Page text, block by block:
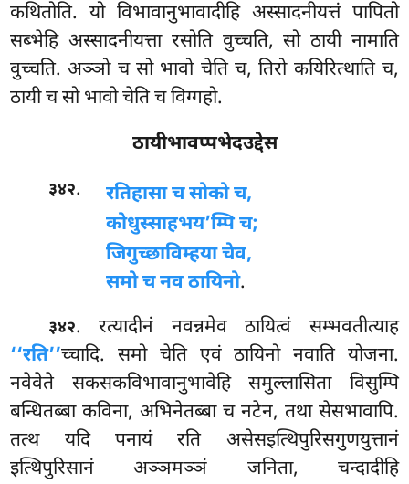
कथितोति. यो विभावानुभावादीहि अस्सादनीयत्तं पापितो
सब्भेहि अस्सादनीयत्ता रसोति वुच्चति, सो ठायी नामाति
वुच्चति. अञ्ञो च सो भावो चेति च, तिरो कयिरित्थाति च,
ठायी च सो भावो चेति च विग्गहो.
ठायीभावप्पभेदउद्देस
३४२.
रतिहासा च सोको च,
कोधुस्साहभय’म्पि च;
जिगुच्छाविम्हया चेव,
समो च नव ठायिनो.
३४२. रत्यादीनं नवन्नमेव ठायित्वं सम्भवतीत्याह
‘‘रति’’च्चादि. समो चेति एवं ठायिनो नवाति योजना.
नवेवेते सकसकविभावानुभावेहि समुल्लासिता विसुम्पि
बन्धितब्बा कविना, अभिनेतब्बा च नटेन, तथा सेसभावापि.
तत्थ यदि पनायं रति असेसइत्थिपुरिसगुणयुत्तानं
इत्थिपुरिसानं अञ्ञमञ्ञं जनिता, चन्दादीहि